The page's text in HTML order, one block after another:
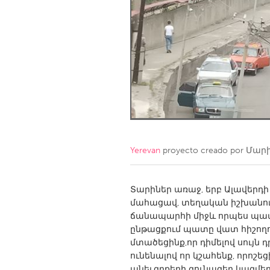
Amherstburg
Kingston
Ottawa
South
MALAYSIA
Kuala Lumpur
NETHERLANDS
QATAR
Qatar
SINGAPORE
Singapore
Yerevan proyecto creado por
Տարիներ առաջ, երբ
մահացավ, տեղական
ճանապարհի միջև որպես
ընթացքում պատը վատ
մտածեցինք,որ դիմելով սույն
ունենալով որ կշահենք,